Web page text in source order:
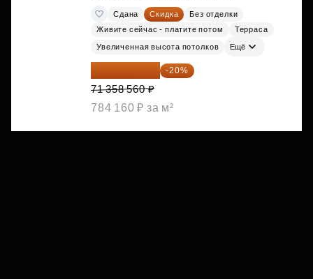
Сдана Скидка
Без отделки
Живите сейчас - платите потом
Терраса
Увеличенная высота потолков Ещё
57 086 848 ₽ -20%
71 358 560 ₽
784 160 ₽ за м²